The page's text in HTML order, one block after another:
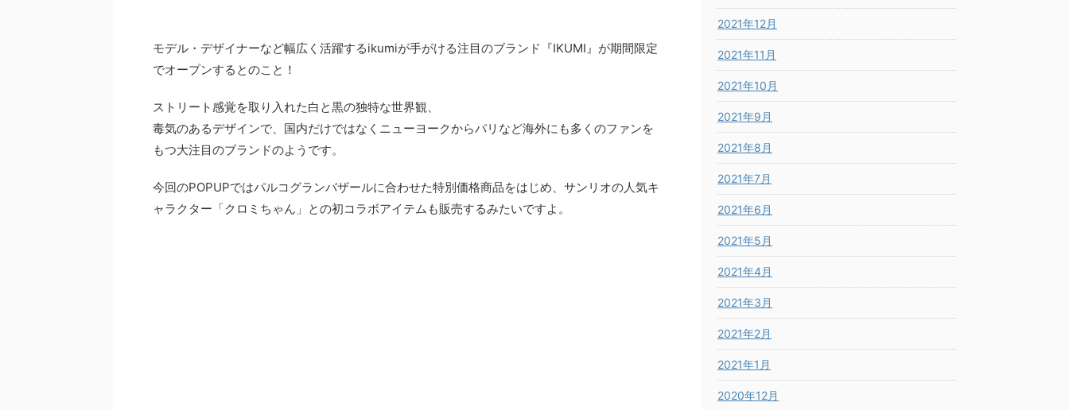
モデル・デザイナーなど幅広く活躍するikumiが手がける注目のブランド『IKUMI』が期間限定
でオープンするとのこと！
ストリート感覚を取り入れた白と黒の独特な世界観、
毒気のあるデザインで、国内だけではなくニューヨークからパリなど海外にも多くのファンを
もつ大注目のブランドのようです。
今回のPOPUPではパルコグランバザールに合わせた特別価格商品をはじめ、サンリオの人気キ
ャラクター「クロミちゃん」との初コラボアイテムも販売するみたいですよ。
2021年12月
2021年11月
2021年10月
2021年9月
2021年8月
2021年7月
2021年6月
2021年5月
2021年4月
2021年3月
2021年2月
2021年1月
2020年12月